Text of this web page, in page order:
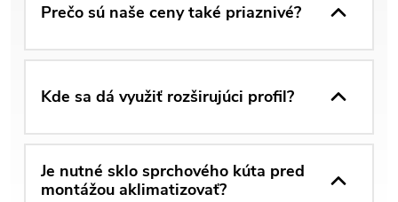
Prečo sú naše ceny také priaznivé?
Kde sa dá využiť rozširujúci profil?
Je nutné sklo sprchového kúta pred
montážou aklimatizovať?